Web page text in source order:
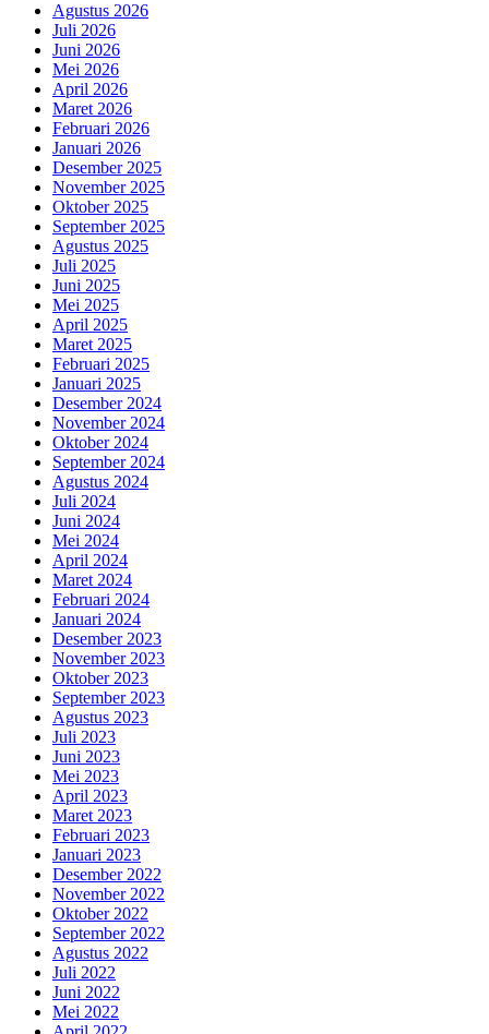
Agustus 2026
Juli 2026
Juni 2026
Mei 2026
April 2026
Maret 2026
Februari 2026
Januari 2026
Desember 2025
November 2025
Oktober 2025
September 2025
Agustus 2025
Juli 2025
Juni 2025
Mei 2025
April 2025
Maret 2025
Februari 2025
Januari 2025
Desember 2024
November 2024
Oktober 2024
September 2024
Agustus 2024
Juli 2024
Juni 2024
Mei 2024
April 2024
Maret 2024
Februari 2024
Januari 2024
Desember 2023
November 2023
Oktober 2023
September 2023
Agustus 2023
Juli 2023
Juni 2023
Mei 2023
April 2023
Maret 2023
Februari 2023
Januari 2023
Desember 2022
November 2022
Oktober 2022
September 2022
Agustus 2022
Juli 2022
Juni 2022
Mei 2022